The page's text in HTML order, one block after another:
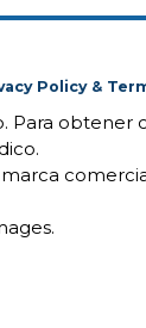
Policy &
Para obtener